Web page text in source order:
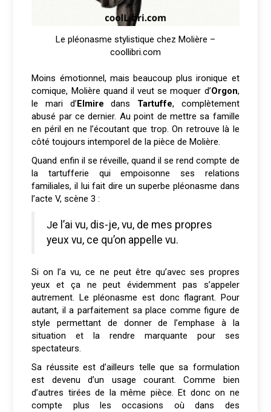
Le pléonasme stylistique chez Molière –
coollibri.com
Moins émotionnel, mais beaucoup plus ironique et
comique, Molière quand il veut se moquer d’Orgon,
le mari d’Elmire dans Tartuffe, complètement
abusé par ce dernier. Au point de mettre sa famille
en péril en ne l’écoutant que trop. On retrouve là le
côté toujours intemporel de la pièce de Molière.
Quand enfin il se réveille, quand il se rend compte de
la tartufferie qui empoisonne ses relations
familiales, il lui fait dire un superbe pléonasme dans
l’acte V, scène 3 :
Je l’ai vu, dis-je, vu, de mes propres
yeux vu, ce qu’on appelle vu.
Si on l’a vu, ce ne peut être qu’avec ses propres
yeux et ça ne peut évidemment pas s’appeler
autrement. Le pléonasme est donc flagrant. Pour
autant, il a parfaitement sa place comme figure de
style permettant de donner de l’emphase à la
situation et la rendre marquante pour ses
spectateurs.
Sa réussite est d’ailleurs telle que sa formulation
est devenu d’un usage courant. Comme bien
d’autres tirées de la même pièce. Et donc on ne
compte plus les occasions où dans des